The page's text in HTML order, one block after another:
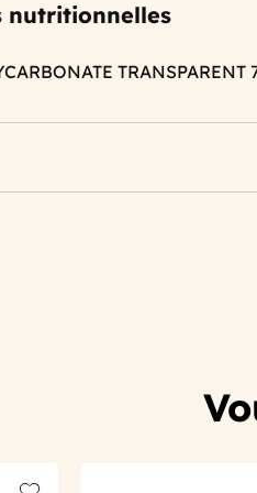
nutritionnelles
TRANSPARENT